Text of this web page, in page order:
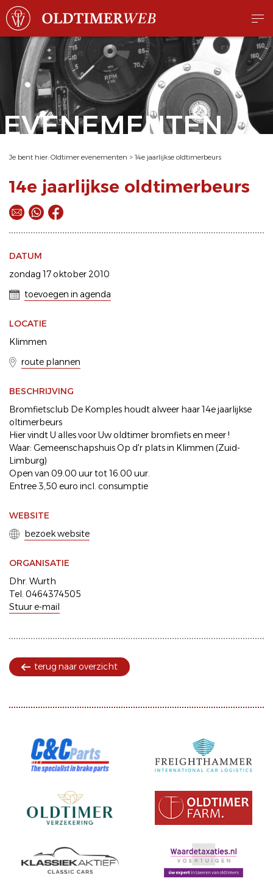
EVENEMENTEN
Je bent hier: Oldtimer evenementen > 14e jaarlijkse oldtimerbeurs
14e jaarlijkse oldtimerbeurs
DATUM
zondag 17 oktober 2010
toevoegen in agenda
LOCATIE
Klimmen
route plannen
BESCHRIJVING
Bromfietsclub De Komples houdt alweer haar 14e jaarlijkse
oltimerbeurs
Hier vindt U alles voor Uw oldtimer bromfiets en meer !
Waar: Gemeenschapshuis Op d'r plats in Klimmen (Zuid-
Limburg)
Open van 09.00 uur tot 16.00 uur.
Entree 3,50 euro incl. consumptie
WEBSITE
bezoek website
ORGANISATIE
Dhr. Wurth
Tel. 0464374505
Stuur e-mail
terug naar overzicht